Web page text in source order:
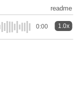
readme
0:00 1.0x